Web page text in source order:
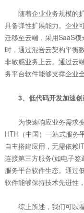
随着企业业务规模的扩
具备弹性扩展能力。企业
迁移至云端，采用SaaS
时，通过混合云架构平衡
非敏感业务上云。通过云
务平台软件能够支撑企业
3、低代码开发加速
为快速响应业务需求变
HTH（中国）一站式服务
自主搭建应用，无需依赖
连接第三方服务(如电子
服务平台软件生态。通过
软件能够保持技术先进性
综上所述，我们可以看